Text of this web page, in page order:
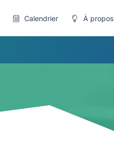
Calendrier À propos